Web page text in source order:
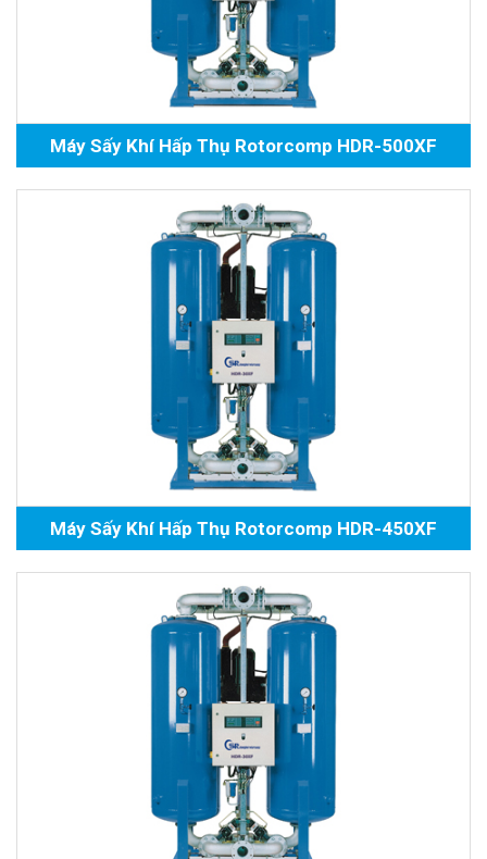
Máy Sấy Khí Hấp Thụ Rotorcomp HDR-500XF
Máy Sấy Khí Hấp Thụ Rotorcomp HDR-450XF